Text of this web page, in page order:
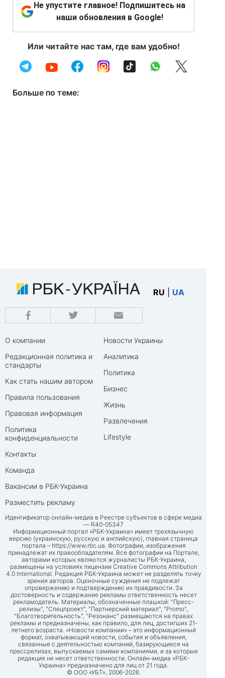
Не упустите главное! Подпишитесь на
наши обновления в Google!
Или читайте нас там, где вам удобно!
Больше по теме:
RU UA
О компании
Редакционная политика и
стандарты
Как стать нашим автором
Правила пользования
Правовая информация
Политика
конфиденциальности
Контакты
Команда
Вакансии в РБК-Украина
Разместить рекламу
Новости Украины
Аналитика
Политика
Бизнес
Жизнь
Развлечения
Lifestyle
Идентификатор онлайн-медиа в Реестре субъектов в сфере медиа
— R40-05347
Информационный портал «РБК-Украина» имеет трехязычную
версию (украинскую, русскую и английскую), главная страница
портала – https://www.rbc.ua. Фотографии, изображения
принадлежат их правообладателям. Все фотографии на Портале,
авторами которых являются журналисты РБК-Украина,
размещены на условиях лицензии Creative Commons Attribution
4.0 International. Редакция РБК-Украина может не разделять точку
зрения авторов. Оценочные суждения не подлежат
опровержению и подтверждению их правдивости. За
достоверность и содержание рекламы ответственность несет
рекламодатель. Материалы, обозначенные плашкой: "Пресс-
релизы", "Спецпроект", "Партнерский материал", "Promo",
"Благотворительность", "Резонанс" размещаются на правах
рекламы и предназначены, как правило, для лиц, достигших 21-
летнего возраста. «Новости компании» – это информационный
формат, охватывающий новости, события и объявления,
связанные с деятельностью компаний, базирующиеся на
прессрелизах, выпускаемых самими компаниями, и за которые
редакция не несет ответственности. Онлайн-медиа «РБК-
Украина» предназначено для лиц от 21 года.
© ООО «УБТ», 2006-2026.